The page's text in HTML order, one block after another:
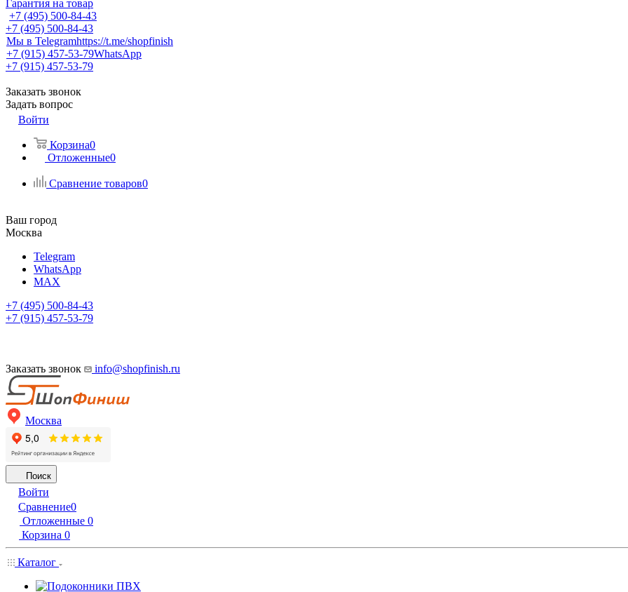
Гарантия на товар
+7 (495) 500-84-43
+7 (495) 500-84-43
Мы в Telegramhttps://t.me/shopfinish
+7 (915) 457-53-79WhatsApp
+7 (915) 457-53-79
Заказать звонок
Задать вопрос
Войти
Корзина0
Отложенные0
Сравнение товаров0
Ваш город
Москва
Telegram
WhatsApp
MAX
+7 (495) 500-84-43
+7 (915) 457-53-79
Заказать звонок info@shopfinish.ru
Москва
Поиск
Войти
Сравнение0
Отложенные 0
Корзина 0
Каталог